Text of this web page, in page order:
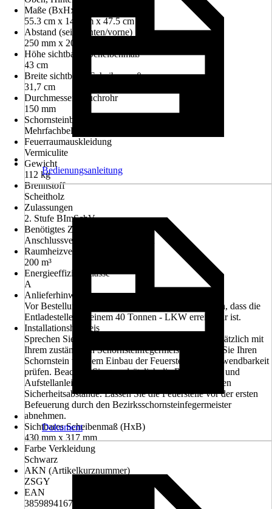
Maße (BxHxT)
55.3 cm x 142 cm x 47.5 cm
Abstand (seite/hinten/vorne)
250 mm x 200 mm x 1000 mm
Höhe sichtbares Scheibenmaß
43 cm
Breite sichtbares Scheibenmaß
31,7 cm
Durchmesser Rauchrohr
150 mm
Schornsteinbelegung
Mehrfachbelegung
Feuerraumauskleidung
Vermiculite
Gewicht
112 kg
Brennstoff
Scheitholz
Zulassungen
2. Stufe BImSchV
Benötigtes Zubehör
Anschlussverrohrung, Thermostat
Raumheizvermögen
200 m³
Energieeffizienzklasse
A
Anlieferhinweis
Vor Bestellung muss vom Kunden sichergestellt sein, dass die
Entladestelle mit einem 40 Tonnen - LKW erreichbar ist.
Installationshinweis
Sprechen Sie vor dem Kauf einer Feuerstelle grundsätzlich mit
Ihrem zuständigen Schornsteinfegermeister. Lassen Sie Ihren
Schornstein vor dem Einbau der Feuerstelle auf Verwendbarkeit
prüfen. Beachten Sie grundsätzlich die Bedienungs- und
Aufstellanleitungen und wahren Sie die erforderlichen
Sicherheitsabstände. Lassen Sie die Feuerstelle vor der ersten
Befeuerung durch den Bezirksschornsteinfegermeister
abnehmen.
Sichtbares Scheibenmaß (HxB)
430 mm x 317 mm
Farbe Verkleidung
Schwarz
AKN (Artikelkurznummer)
ZSGY
EAN
3859894167538
Bedienungsanleitung
Dokument